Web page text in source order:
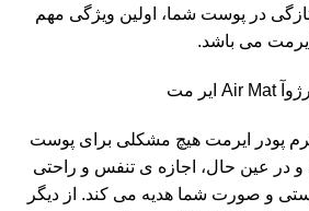
در پوست شما، اولین ویژگی مهم
ایرمت می باشد.
کرم پودر ایرمت هیچ مشکلی برای پوست
و در عین حال، اجازه ی تنفس و راحتی
و صورت شما هدیه می کند. از دیگر